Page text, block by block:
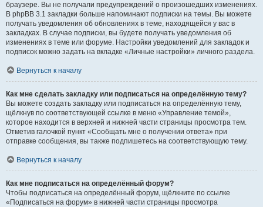
браузере. Вы не получали предупреждений о произошедших изменениях.
В phpBB 3.1 закладки больше напоминают подписки на темы. Вы можете
получать уведомления об обновлениях в теме, находящейся у вас в
закладках. В случае подписки, вы будете получать уведомления об
изменениях в теме или форуме. Настройки уведомлений для закладок и
подписок можно задать на вкладке «Личные настройки» личного раздела.
Вернуться к началу
Как мне сделать закладку или подписаться на определённую тему?
Вы можете создать закладку или подписаться на определённую тему,
щёлкнув по соответствующей ссылке в меню «Управление темой»,
которое находится в верхней и нижней части страницы просмотра тем.
Отметив галочкой пункт «Сообщать мне о получении ответа» при
отправке сообщения, вы также подпишетесь на соответствующую тему.
Вернуться к началу
Как мне подписаться на определённый форум?
Чтобы подписаться на определённый форум, щёлкните по ссылке
«Подписаться на форум» в нижней части страницы просмотра